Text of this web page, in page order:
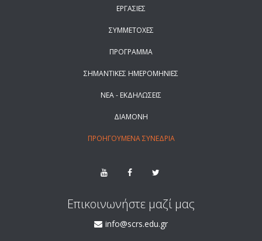
ΕΡΓΑΣΙΕΣ
ΣΥΜΜΕΤΟΧΕΣ
ΠΡΟΓΡΑΜΜΑ
ΣΗΜΑΝΤΙΚΕΣ ΗΜΕΡΟΜΗΝΙΕΣ
ΝΕΑ - ΕΚΔΗΛΩΣΕΙΣ
ΔΙΑΜΟΝΗ
ΠΡΟΗΓΟΥΜΕΝΑ ΣΥΝΕΔΡΙΑ
Επικοινωνήστε μαζί μας
info@scrs.edu.gr